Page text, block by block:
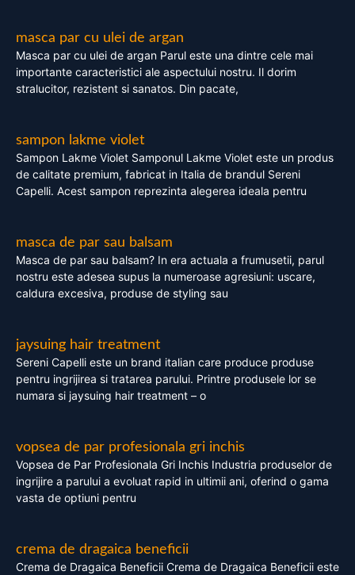
masca par cu ulei de argan
Masca par cu ulei de argan Parul este una dintre cele mai
importante caracteristici ale aspectului nostru. Il dorim
stralucitor, rezistent si sanatos. Din pacate,
sampon lakme violet
Sampon Lakme Violet Samponul Lakme Violet este un produs
de calitate premium, fabricat in Italia de brandul Sereni
Capelli. Acest sampon reprezinta alegerea ideala pentru
masca de par sau balsam
Masca de par sau balsam? In era actuala a frumusetii, parul
nostru este adesea supus la numeroase agresiuni: uscare,
caldura excesiva, produse de styling sau
jaysuing hair treatment
Sereni Capelli este un brand italian care produce produse
pentru ingrijirea si tratarea parului. Printre produsele lor se
numara si jaysuing hair treatment – o
vopsea de par profesionala gri inchis
Vopsea de Par Profesionala Gri Inchis Industria produselor de
ingrijire a parului a evoluat rapid in ultimii ani, oferind o gama
vasta de optiuni pentru
crema de dragaica beneficii
Crema de Dragaica Beneficii Crema de Dragaica Beneficii este